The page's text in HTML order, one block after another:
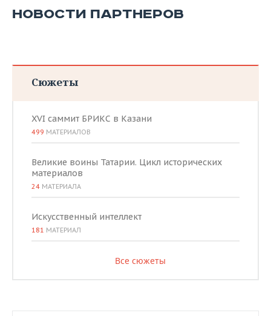
НОВОСТИ ПАРТНЕРОВ
Сюжеты
XVI саммит БРИКС в Казани
499 МАТЕРИАЛОВ
Великие воины Татарии. Цикл исторических
материалов
24 МАТЕРИАЛА
Искусственный интеллект
181 МАТЕРИАЛ
Все сюжеты